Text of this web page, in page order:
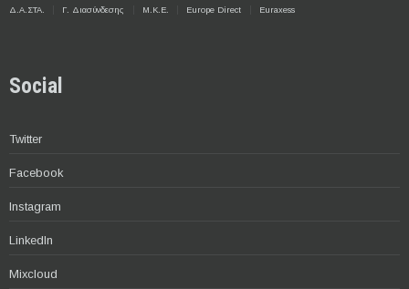
Δ.Α.ΣΤΑ. Γ. Διασύνδεσης Μ.Κ.Ε. Europe Direct Euraxess
Social
Twitter
Facebook
Instagram
LinkedIn
Mixcloud